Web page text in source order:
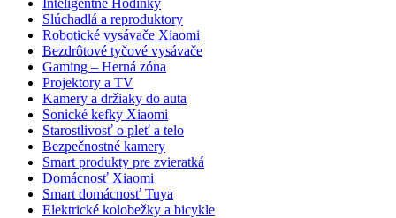
Inteligentné Hodinky
Slúchadlá a reproduktory
Robotické vysávače Xiaomi
Bezdrôtové tyčové vysávače
Gaming – Herná zóna
Projektory a TV
Kamery a držiaky do auta
Sonické kefky Xiaomi
Starostlivosť o pleť a telo
Bezpečnostné kamery
Smart produkty pre zvieratká
Domácnosť Xiaomi
Smart domácnosť Tuya
Elektrické kolobežky a bicykle